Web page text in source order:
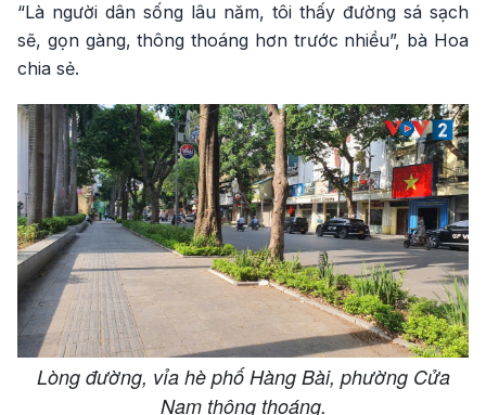
“Là người dân sống lâu năm, tôi thấy đường sá sạch
sẽ, gọn gàng, thông thoáng hơn trước nhiều”, bà Hoa
chia sẻ.
Lòng đường, vỉa hè phố Hàng Bài, phường Cửa
Nam thông thoáng.